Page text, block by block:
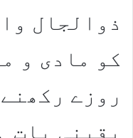
ذوالجال
کو مادی و
روزے
یقینی بات